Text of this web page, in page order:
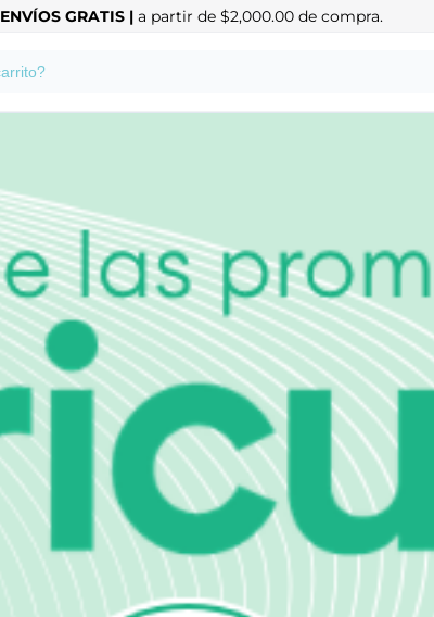
ENVÍOS GRATIS | a partir de $2,000.00 de compra.